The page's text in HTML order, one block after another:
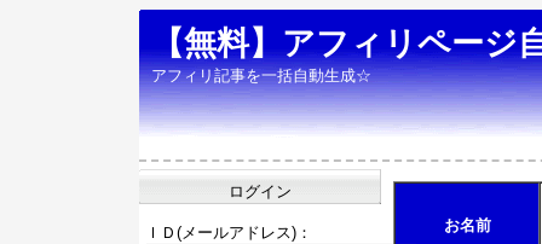
【無料】アフィリページ
アフィリ記事を一括自動生成☆
お名前
ログイン
ＩＤ(メールアドレス)：